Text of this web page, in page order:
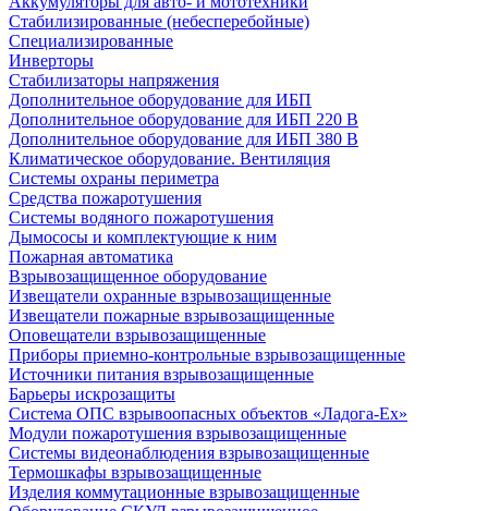
Стабилизированные (небесперебойные)
Специализированные
Инверторы
Стабилизаторы напряжения
Дополнительное оборудование для ИБП
Дополнительное оборудование для ИБП 220 В
Дополнительное оборудование для ИБП 380 В
Климатическое оборудование. Вентиляция
Системы охраны периметра
Средства пожаротушения
Системы водяного пожаротушения
Дымососы и комплектующие к ним
Пожарная автоматика
Взрывозащищенное оборудование
Извещатели охранные взрывозащищенные
Извещатели пожарные взрывозащищенные
Оповещатели взрывозащищенные
Приборы приемно-контрольные взрывозащищенные
Источники питания взрывозащищенные
Барьеры искрозащиты
Система ОПС взрывоопасных объектов «Ладога-Ex»
Модули пожаротушения взрывозащищенные
Системы видеонаблюдения взрывозащищенные
Термошкафы взрывозащищенные
Изделия коммутационные взрывозащищенные